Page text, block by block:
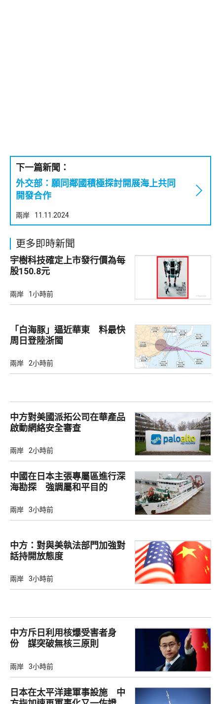
下一篇新聞：
外交部：願同鄰國積極探討開展海上共同
開發合作
兩岸 11.11.2024
更多即時新聞
宇樹科技確定上市發行價為每
股150.8元
兩岸 1小時前
「白海豚」逼近華東 料最快
周日登陸浙閩
兩岸 2小時前
中方對美國派拓公司在華產品
啟動網絡安全審查
兩岸 2小時前
中國在日本主張專屬區進行深
海勘探 強調屬和平目的
兩岸 3小時前
中方：對與美執法部門加強對
話持開放態度
兩岸 3小時前
中方斥日利用核爆受害者身
份 謀突破無核三原則
兩岸 3小時前
日本在太平洋建軍事設施 中